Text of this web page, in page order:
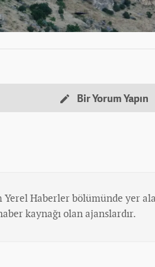
Bir Yorum Yapın
Yerel Haberler bölümünde yer
kaynağı olan ajanslardır.